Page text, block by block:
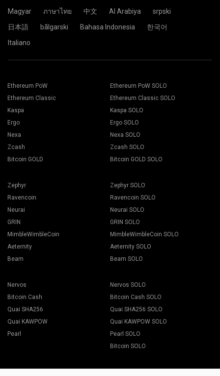
Magyar
ภาษาไทย 中文 Al Arabiya
srpski
日本語
bãlgarski Bahasa Indonesia
한국어
Italiano
Ethereum PoW
Ethereum Classic
Kaspa
Ergo
Nexa
Zcash
Bitcoin GOLD
Ethereum PoW SOLO
Ethereum Classic SOLO
Kaspa SOLO
Ergo SOLO
Nexa SOLO
Zcash SOLO
Bitcoin GOLD SOLO
Zephyr
Ravencoin
Neurai
GRIN
MimbleWimbleCoin
Aeternity
Beam
Zephyr SOLO
Ravencoin SOLO
Neurai SOLO
GRIN SOLO
MimbleWimbleCoin SOLO
Aeternity SOLO
Beam SOLO
Nervos
Bitcoin Cash
Quai SHA256
Quai KAWPOW
Pearl
Nervos SOLO
Bitcoin Cash SOLO
Quai SHA256 SOLO
Quai KAWPOW SOLO
Pearl SOLO
Bitcoin SOLO